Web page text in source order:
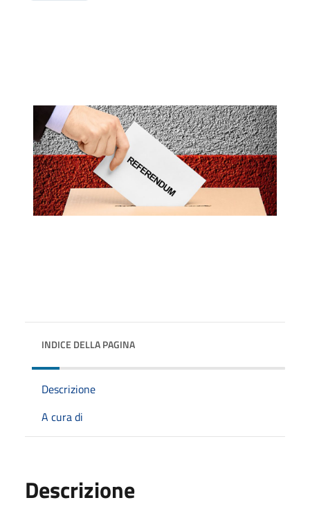
INDICE DELLA PAGINA
Descrizione
A cura di
Descrizione